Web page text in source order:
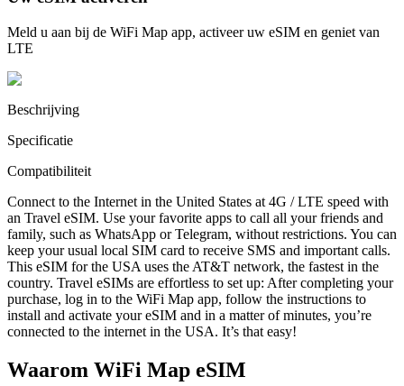
Meld u aan bij de WiFi Map app, activeer uw eSIM en geniet van
LTE
Beschrijving
Specificatie
Compatibiliteit
Connect to the Internet in the United States at 4G / LTE speed with
an Travel eSIM. Use your favorite apps to call all your friends and
family, such as WhatsApp or Telegram, without restrictions. You can
keep your usual local SIM card to receive SMS and important calls.
This eSIM for the USA uses the AT&T network, the fastest in the
country. Travel eSIMs are effortless to set up: After completing your
purchase, log in to the WiFi Map app, follow the instructions to
install and activate your eSIM and in a matter of minutes, you’re
connected to the internet in the USA. It’s that easy!
Waarom WiFi Map eSIM